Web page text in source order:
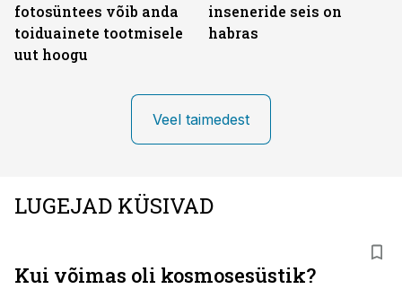
fotosüntees võib anda
toiduainete tootmisele
uut hoogu
inseneride seis on
habras
Veel taimedest
LUGEJAD KÜSIVAD
Kui võimas oli kosmosesüstik?